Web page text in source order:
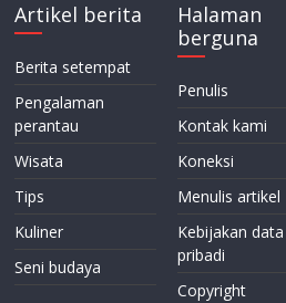
Artikel berita
Berita setempat
Pengalaman
perantau
Wisata
Tips
Kuliner
Seni budaya
Halaman
berguna
Penulis
Kontak kami
Koneksi
Menulis artikel
Kebijakan data
pribadi
Copyright